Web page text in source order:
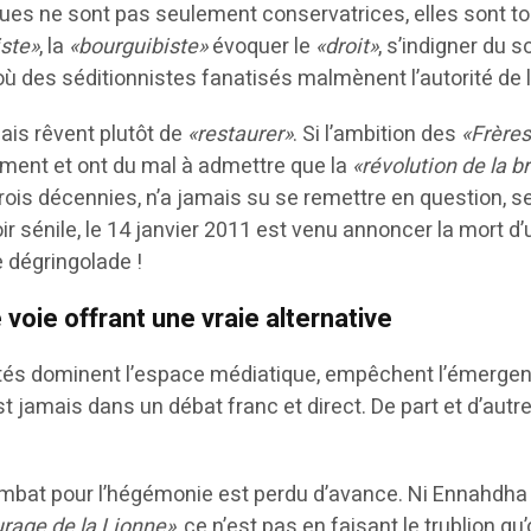
ne sont pas seulement conservatrices, elles sont
, la «bourguibiste»évoquer le «droit», s’indigner du
des séditionnistes fanatisés malmènent l’autorité de
rêvent plutôt de «restaurer». Si l’ambition des
et ont du mal à admettre que la «révolution de la
décennies, n’a jamais su se remettre en question,
sénile, le 14 janvier 2011 est venu annoncer la mort
dégringolade !
voie offrant une vraie alternative
dominent l’espace médiatique, empêchent
dans un débat franc et direct. De part et
pour l’hégémonie est perdu d’avance. Ni